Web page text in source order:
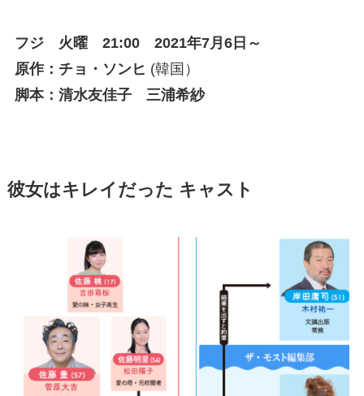
フジ 火曜 21:00 2021年7月6日～
原作：チョ・ソンヒ (韓国）
脚本：清水友佳子 三浦希紗
彼女はキレイだった キャスト